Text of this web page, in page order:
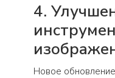
4.
Новое